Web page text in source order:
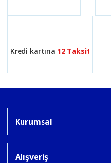
Kredi kartına 12 Taksit
Kurumsal
Alışveriş